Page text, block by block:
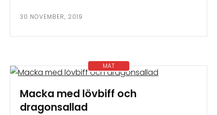
30 NOVEMBER, 2019
MAT
Macka med lövbiff och
dragonsallad